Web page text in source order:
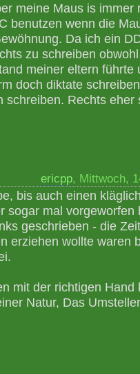
meine Maus is immer
benutzen wenn die
Da ich ein
zu schreiben
meiner eltern führte
doch diktate
schreiben. Rechts eher
ericpp, Mittwoch,
bis auch einen
sogar mal vorgeworfen
geschrieben - die
erziehen wollte waren
mit der richtigen Hand
Natur, Das